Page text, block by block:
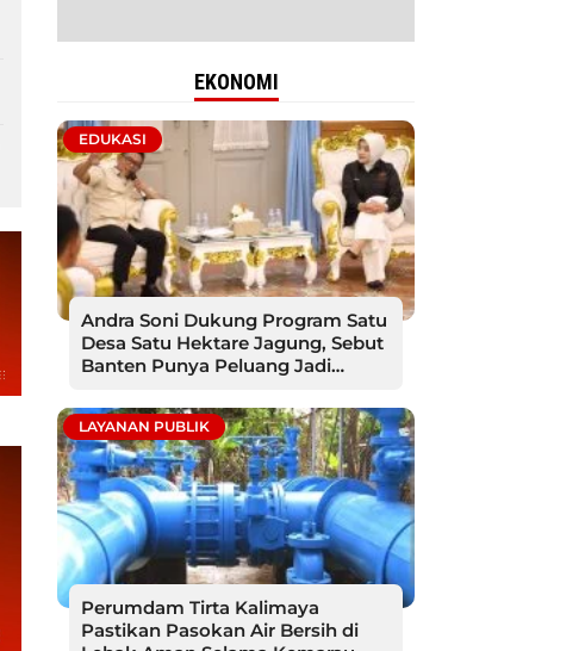
EKONOMI
EDUKASI
Andra Soni Dukung Program Satu
Desa Satu Hektare Jagung, Sebut
Banten Punya Peluang Jadi
LAYANAN PUBLIK
Perumdam Tirta Kalimaya
Pastikan Pasokan Air Bersih di